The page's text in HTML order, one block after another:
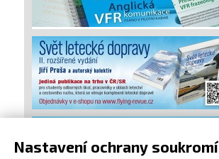
Nastavení ochrany soukromí